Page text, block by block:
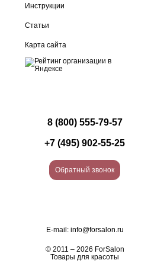
Инструкции
Статьи
Карта сайта
8 (800) 555-79-57
+7 (495) 902-55-25
Обратный звонок
E-mail: info@forsalon.ru
© 2011 – 2026 ForSalon
Товары для красоты